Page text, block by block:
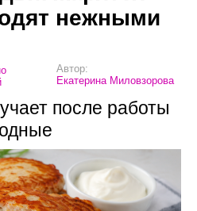
нежными
Автор:
Екатерина Миловзорова
после работы